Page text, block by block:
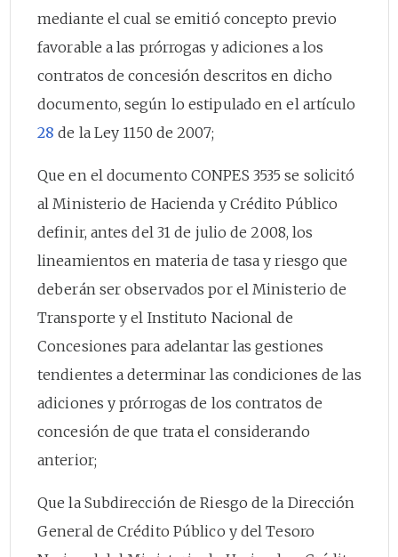
mediante el cual se emitió concepto previo
favorable a las prórrogas y adiciones a los
contratos de concesión descritos en dicho
documento, según lo estipulado en el artículo
28 de la Ley 1150 de 2007;
Que en el documento CONPES 3535 se solicitó
al Ministerio de Hacienda y Crédito Público
definir, antes del 31 de julio de 2008, los
lineamientos en materia de tasa y riesgo que
deberán ser observados por el Ministerio de
Transporte y el Instituto Nacional de
Concesiones para adelantar las gestiones
tendientes a determinar las condiciones de las
adiciones y prórrogas de los contratos de
concesión de que trata el considerando
anterior;
Que la Subdirección de Riesgo de la Dirección
General de Crédito Público y del Tesoro